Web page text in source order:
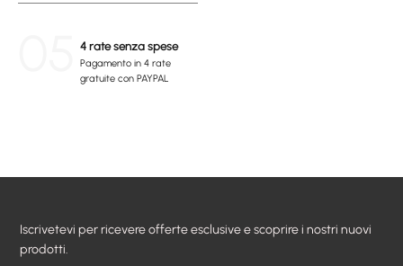
4 rate senza spese
Pagamento in 4 rate
gratuite con PAYPAL
Iscrivetevi per ricevere offerte esclusive e scoprire i nostri nuovi
prodotti.